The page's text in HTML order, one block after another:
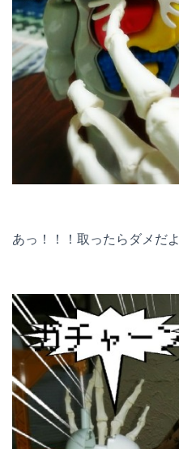
あっ！！！取ったらダメだよ